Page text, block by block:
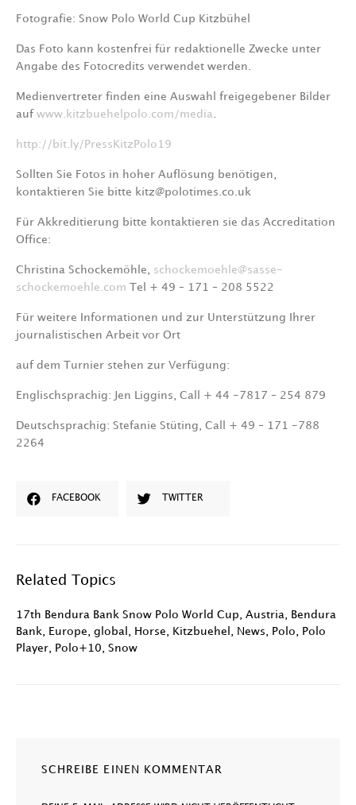
Fotografie: Snow Polo World Cup Kitzbühel
Das Foto kann kostenfrei für redaktionelle Zwecke unter
Angabe des Fotocredits verwendet werden.
Medienvertreter finden eine Auswahl freigegebener Bilder
auf www.kitzbuehelpolo.com/media
http://bit.ly/PressKitzPolo19
Sollten Sie Fotos in hoher Auflösung benötigen,
kontaktieren Sie bitte kitz@polotimes.co.uk
Für Akkreditierung bitte kontaktieren sie das Accreditation
Office:
Christina Schockemöhle, schockemoehle@sasse-
schockemoehle.com Tel + 49 – 171 – 208 5522
Für weitere Informationen und zur Unterstützung Ihrer
journalistischen Arbeit vor Ort
auf dem Turnier stehen zur Verfügung:
Englischsprachig: Jen Liggins, Call + 44 -7817 – 254 879
Deutschsprachig: Stefanie Stüting, Call + 49 – 171 -788
2264
FACEBOOK TWITTER
Related Topics
17th Bendura Bank Snow Polo World Cup Austria
Bendura
Bank
Europe global Horse Kitzbuehel News Polo
Polo
Player
Polo+10 Snow
SCHREIBE EINEN KOMMENTAR